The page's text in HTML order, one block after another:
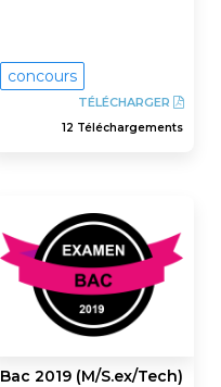
concours
TÉLÉCHARGER
12 Téléchargements
Bac 2019 (M/S.ex/Tech)